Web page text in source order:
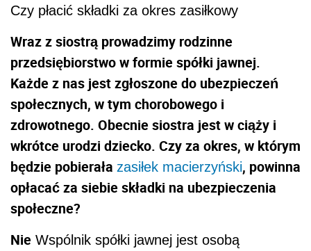
Czy płacić składki za okres zasiłkowy
Wraz z siostrą prowadzimy rodzinne
przedsiębiorstwo w formie spółki jawnej.
Każde z nas jest zgłoszone do ubezpieczeń
społecznych, w tym chorobowego i
zdrowotnego. Obecnie siostra jest w ciąży i
wkrótce urodzi dziecko. Czy za okres, w którym
będzie pobierała zasiłek macierzyński, powinna
opłacać za siebie składki na ubezpieczenia
społeczne?
Nie Wspólnik spółki jawnej jest osobą